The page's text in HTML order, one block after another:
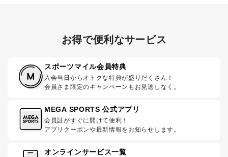
お得で便利なサービス
スポーツマイル会員特典
入会当日からオトクな特典が盛りだくさん！
会員さま限定のキャンペーンもお見逃しなく。
MEGA SPORTS 公式アプリ
会員証がすぐに開けて便利！
アプリクーポンや最新情報をお知らせします。
オンラインサービス一覧